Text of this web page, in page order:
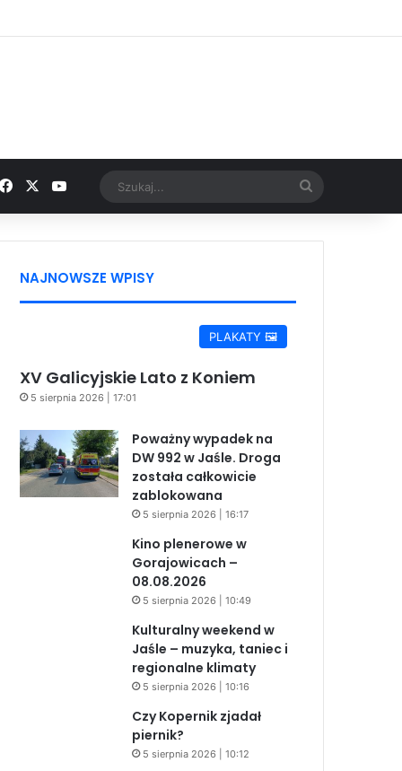
FacebookYouTubeGoogle News
NAJNOWSZE WPISY
PLAKATY 🖼️
XV Galicyjskie Lato z Koniem
5 sierpnia 2026 | 17:01
Poważny wypadek na
DW 992 w Jaśle. Droga
została całkowicie
zablokowana
5 sierpnia 2026 | 16:17
Kino plenerowe w
Gorajowicach –
08.08.2026
5 sierpnia 2026 | 10:49
Kulturalny weekend w
Jaśle – muzyka, taniec i
regionalne klimaty
5 sierpnia 2026 | 10:16
Czy Kopernik zjadał
piernik?
5 sierpnia 2026 | 10:12